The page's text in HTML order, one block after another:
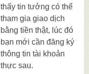
thấy tin tưởng có thể
tham gia giao dịch
bằng tiền thật, lúc đó
bạn mới cần đăng ký
thông tin tài khoản
thực sau.